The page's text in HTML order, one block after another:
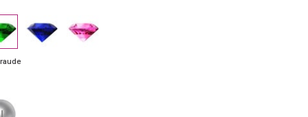
Saphir
bleu
Saphir
rose